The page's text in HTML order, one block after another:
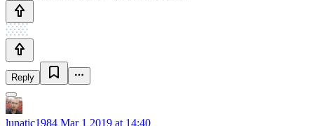
Reply
lunatic1984 Mar 1 2019 at 14:40